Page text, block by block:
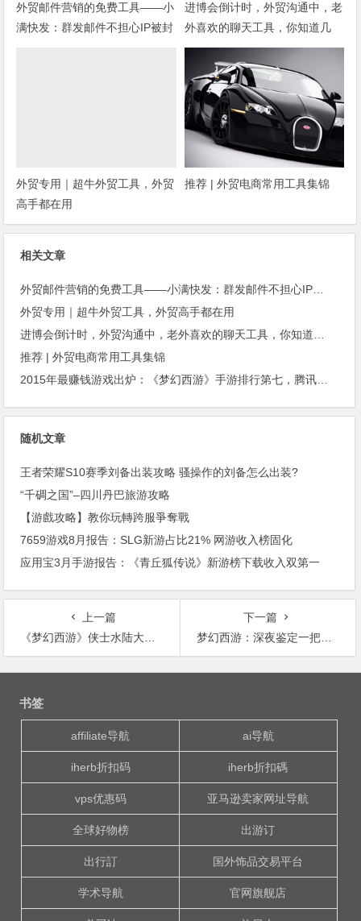
外贸邮件营销的免费工具——小
满快发：群发邮件不担心IP被封
进博会倒计时，外贸沟通中，老
外喜欢的聊天工具，你知道几
种？
外贸专用｜超牛外贸工具，外贸
高手都在用
推荐 | 外贸电商常用工具集锦
相关文章
外贸专用｜超牛外贸工具，外贸高手都在用
推荐 | 外贸电商常用工具集锦
随机文章
王者荣耀S10赛季刘备出装攻略 骚操作的刘备怎么出装?
“千碉之国”–四川丹巴旅游攻略
【游戲攻略】教你玩轉跨服爭奪戰
7659游戏8月报告：SLG新游占比21% 网游收入榜固化
应用宝3月手游报告：《青丘狐传说》新游榜下载收入双第一
上一篇
《梦幻西游》侠士水陆大会副本攻略_五开单刷侠水教学
下一篇
梦幻西游：深夜鉴定一把超50万元无级别！竟分文不值这落差能忍
文
书签
affiliate导航 ai导航
iherb折扣码 iherb折扣碼
vps优惠码 亚马逊卖家网址导航
全球好物榜 出游订
出行訂 国外饰品交易平台
学术导航 官网旗舰店